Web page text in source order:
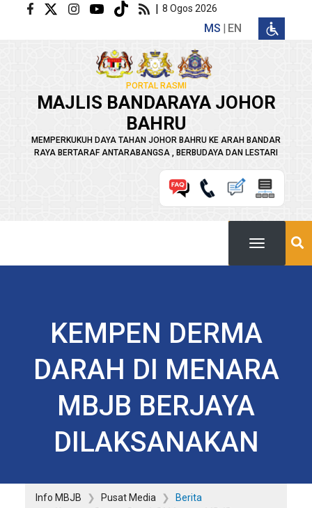
Langkau ke kandungan utama | 8 Ogos 2026
MS EN
PORTAL RASMI
MAJLIS BANDARAYA JOHOR
BAHRU
MEMPERKUKUH DAYA TAHAN JOHOR BAHRU KE ARAH BANDAR
RAYA BERTARAF ANTARABANGSA , BERBUDAYA DAN LESTARI
KEMPEN DERMA
DARAH DI MENARA
MBJB BERJAYA
DILAKSANAKAN
Info MBJB Pusat Media
Berita